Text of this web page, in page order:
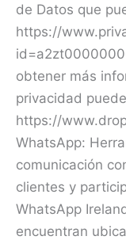
de Datos que
https://
obtener más
privacidad
https://
WhatsApp:
comunicación
clientes y
WhatsApp
encuentran